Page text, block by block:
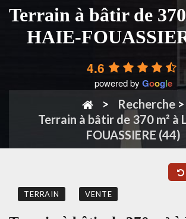
Terrain à bâtir de
HAIE-
4.6
powered by Google
Recherche >
Terrain à bâtir de 370 m² à
FOUASSIERE (44)
TERRAIN VENTE